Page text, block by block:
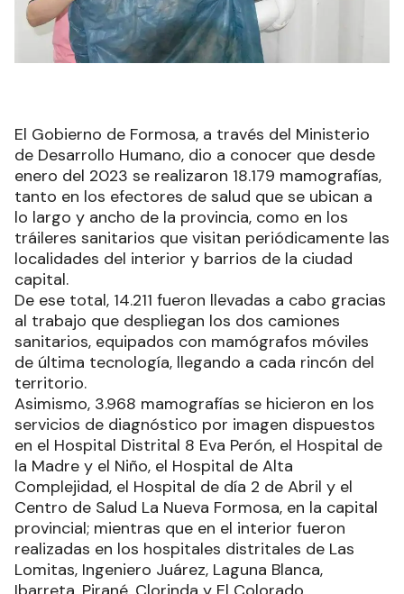
El Gobierno de Formosa, a través del Ministerio
de Desarrollo Humano, dio a conocer que desde
enero del 2023 se realizaron 18.179 mamografías,
tanto en los efectores de salud que se ubican a
lo largo y ancho de la provincia, como en los
tráileres sanitarios que visitan periódicamente las
localidades del interior y barrios de la ciudad
capital.
De ese total, 14.211 fueron llevadas a cabo gracias
al trabajo que despliegan los dos camiones
sanitarios, equipados con mamógrafos móviles
de última tecnología, llegando a cada rincón del
territorio.
Asimismo, 3.968 mamografías se hicieron en los
servicios de diagnóstico por imagen dispuestos
en el Hospital Distrital 8 Eva Perón, el Hospital de
la Madre y el Niño, el Hospital de Alta
Complejidad, el Hospital de día 2 de Abril y el
Centro de Salud La Nueva Formosa, en la capital
provincial; mientras que en el interior fueron
realizadas en los hospitales distritales de Las
Lomitas, Ingeniero Juárez, Laguna Blanca,